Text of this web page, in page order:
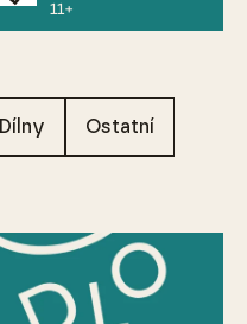
11+
Dílny Ostatní